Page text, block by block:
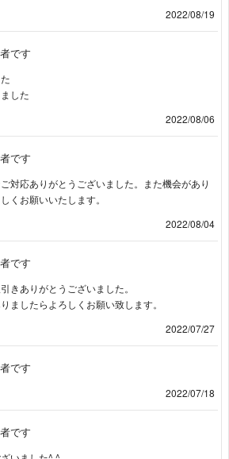
2022/08/19
です
した
2022/08/06
です
対応ありがとうございました。また機会があり
くお願いいたします。
2022/08/04
です
きありがとうございました。
ましたらよろしくお願い致します。
2022/07/27
です
2022/07/18
です